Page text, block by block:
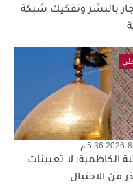
بالبشر وتفكيك شبكة
8-7 5:36 م
الكاظمية: لا تعيينات
من الاحتيال